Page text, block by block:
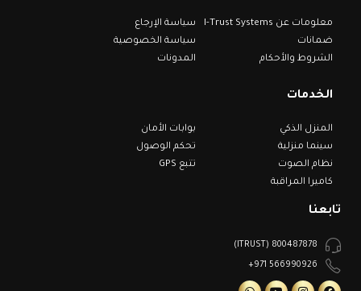
معلومات عن I-Trust Systems
ضمانات
الشروط والأحكام
سياسة الإرجاع
سياسة الخصوصية
المدونات
الخدمات
المنزل الذكي
سينما منزلية
نظام الصوت
كاميرا المراقبة
بوابات الأمان
تحكم الوصول
تتبع GPS
تابعنا
800487878 (ITRUST)
566990926 971+